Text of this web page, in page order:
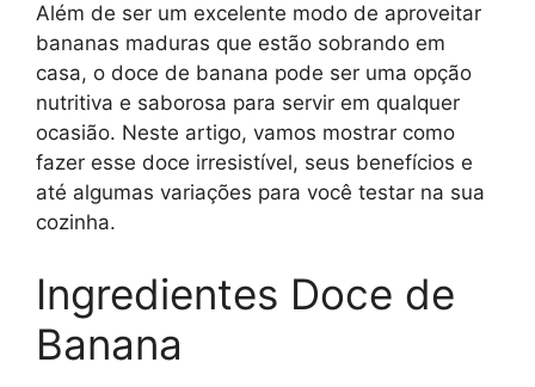
Além de ser um excelente modo de aproveitar
bananas maduras que estão sobrando em
casa, o doce de banana pode ser uma opção
nutritiva e saborosa para servir em qualquer
ocasião. Neste artigo, vamos mostrar como
fazer esse doce irresistível, seus benefícios e
até algumas variações para você testar na sua
cozinha.
Ingredientes Doce de
Banana